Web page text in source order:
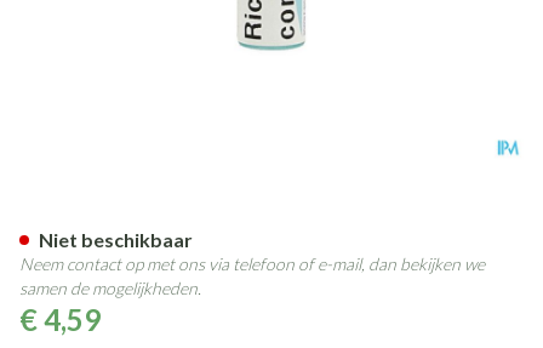
€ 4,59
Niet beschikbaar
Neem contact op met ons via telefoon of e-mail, dan bekijken we
samen de mogelijkheden.